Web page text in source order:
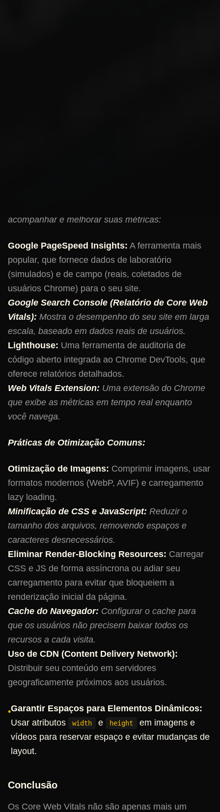
acompanhar e melhorar suas métricas:
Google PageSpeed Insights: A ferramenta mais
popular, que fornece dados de laboratório
(simulados) e de campo (reais, coletados de
usuários Chrome) para o seu site.
Google Search Console (Relatório de Core Web
Vitals): Mostra o desempenho do seu site em larga
escala, baseado em dados reais de usuários.
Lighthouse: Uma ferramenta de auditoria de
código aberto integrada ao Chrome DevTools, que
oferece relatórios detalhados.
Web Vitals Extension: Uma extensão do Chrome
que exibe as métricas em tempo real enquanto
você navega.
Práticas de Otimização Comuns:
Otimização de Imagens: Comprimir imagens, usar
formatos modernos (WebP, AVIF) e carregamento
lazy loading.
Minificação de CSS e JavaScript: Reduzir o
tamanho dos arquivos, removendo espaços e
caracteres desnecessários.
Eliminar Render-Blocking Resources: Carregar
CSS e JS de forma assíncrona ou adiar seu
carregamento para evitar que bloqueiem a
renderização inicial da página.
Cache do Navegador: Configurar o cache para
que os usuários não precisem baixar todos os
recursos a cada visita.
Uso de CDN (Content Delivery Network):
Distribuir seu conteúdo em servidores
geograficamente próximos aos usuários.
•Garantir Espaços para Elementos Dinâmicos:
Usar atributos
width e height
em imagens e
vídeos para reservar espaço e evitar mudanças de
layout.
Conclusão
Os Core Web Vitals não são apenas mais um